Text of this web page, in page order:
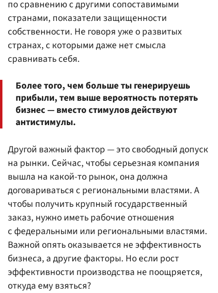
по сравнению с другими сопоставимыми
странами, показатели защищенности
собственности. Не говоря уже о развитых
странах, с которыми даже нет смысла
сравнивать себя.
Более того, чем больше ты генерируешь
прибыли, тем выше вероятность потерять
бизнес — вместо стимулов действуют
антистимулы.
Другой важный фактор — это свободный допуск
на рынки. Сейчас, чтобы серьезная компания
вышла на какой-то рынок, она должна
договариваться с региональными властями. А
чтобы получить крупный государственный
заказ, нужно иметь рабочие отношения
с федеральными или региональными властями.
Важной опять оказывается не эффективность
бизнеса, а другие факторы. Но если рост
эффективности производства не поощряется,
откуда ему взяться?